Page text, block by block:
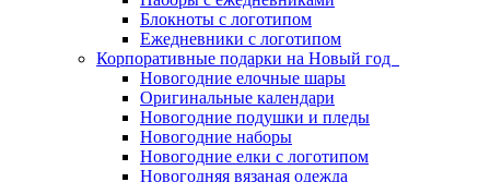
Блокноты с логотипом
Ежедневники с логотипом
Корпоративные подарки на Новый год
Новогодние елочные шары
Оригинальные календари
Новогодние подушки и пледы
Новогодние наборы
Новогодние елки с логотипом
Новогодняя вязаная одежда